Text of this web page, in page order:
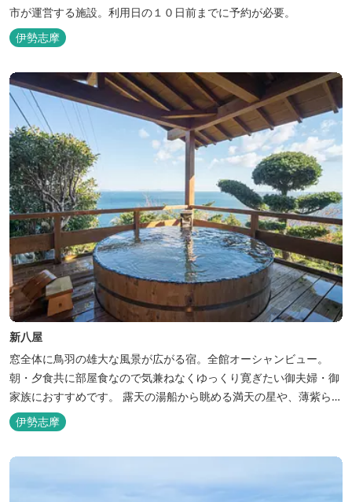
市が運営する施設。利用日の１０日前までに予約が必要。
伊勢志摩
新八屋
窓全体に鳥羽の雄大な風景が広がる宿。全館オーシャンビュー。
朝・夕食共に部屋食なので気兼ねなくゆっくり寛ぎたい御夫婦・御
家族におすすめです。 露天の湯船から眺める満天の星や、薄紫ら染
まる朝の海は一見の価値有。夕食は旬の素材を大釜で蒸し上げる名
物「五右衛門蒸し」、鯛や伊勢海老の舟盛りに海鮮鍋も。
伊勢志摩